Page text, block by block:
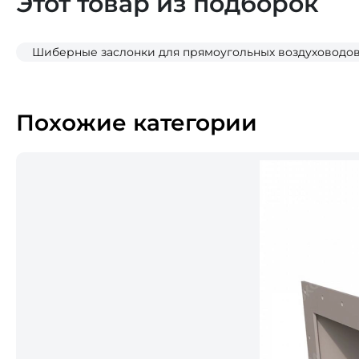
Шиберные заслонки для прямоугольных
Похожие категории